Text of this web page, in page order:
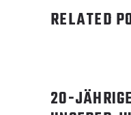
RELATED
20-